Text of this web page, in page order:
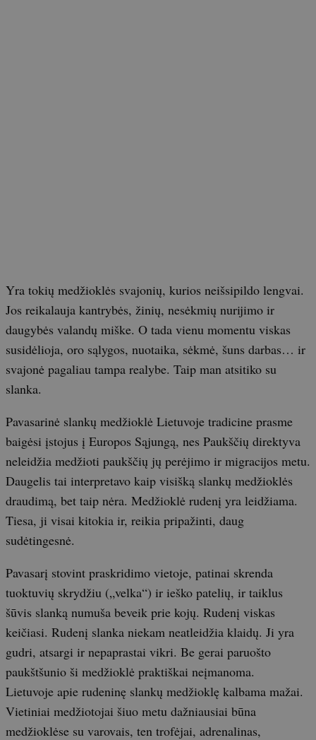
Yra tokių medžioklės svajonių, kurios neišsipildo lengvai.
Jos reikalauja kantrybės, žinių, nesėkmių nurijimo ir
daugybės valandų miške. O tada vienu momentu viskas
susidėlioja, oro sąlygos, nuotaika, sėkmė, šuns darbas… ir
svajonė pagaliau tampa realybe. Taip man atsitiko su
slanka.
Pavasarinė slankų medžioklė Lietuvoje tradicine prasme
baigėsi įstojus į Europos Sąjungą, nes Paukščių direktyva
neleidžia medžioti paukščių jų perėjimo ir migracijos metu.
Daugelis tai interpretavo kaip visišką slankų medžioklės
draudimą, bet taip nėra. Medžioklė rudenį yra leidžiama.
Tiesa, ji visai kitokia ir, reikia pripažinti, daug
sudėtingesnė.
Pavasarį stovint praskridimo vietoje, patinai skrenda
tuoktuvių skrydžiu („velka“) ir ieško patelių, ir taiklus
šūvis slanką numuša beveik prie kojų. Rudenį viskas
keičiasi. Rudenį slanka niekam neatleidžia klaidų. Ji yra
gudri, atsargi ir nepaprastai vikri. Be gerai paruošto
paukštšunio ši medžioklė praktiškai neįmanoma.
Lietuvoje apie rudeninę slankų medžioklę kalbama mažai.
Vietiniai medžiotojai šiuo metu dažniausiai būna
medžioklėse su varovais, ten trofėjai, adrenalinas,